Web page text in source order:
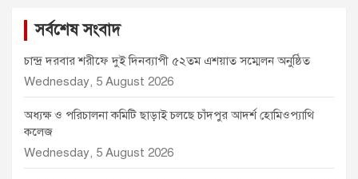
সর্বশেষ সংবাদ
চান্দ্র দরবার শরীফে দুই দিনব্যাপী ৫২তম এশয়াত সম্মেলন অনুষ্ঠিত
Wednesday, 5 August 2026
অধ্যক্ষ ও পরিচালনা কমিটি ছাড়াই চলছে চাঁদপুর আদর্শ হোমিওপ্যাথি
কলেজ
Wednesday, 5 August 2026